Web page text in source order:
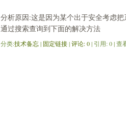
分析原因:这是因为某个出于安全考虑
通过搜索查询到下面的解决方法
分类:技术备忘| 固定链接| 评论: 0| 引用: 0 | 查